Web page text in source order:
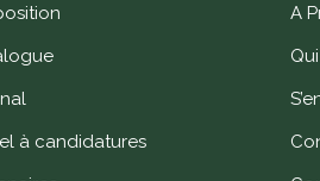
à candidatures
A